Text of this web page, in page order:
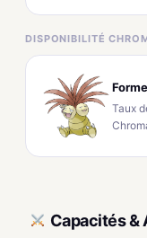
DISPONIBILITÉ
Taux
Capacités &